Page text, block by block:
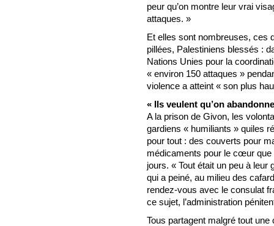
peur qu’on montre leur vrai
attaques. »
Et elles sont nombreuses, ces
pillées, Palestiniens blessés :
Nations Unies pour la
« environ 150 attaques »
violence a atteint « son plus
« Ils veulent qu’on
A la prison de Givon, les
gardiens « humiliants » quiles
pour tout : des couverts pour
médicaments pour le cœur que
jours. « Tout était un peu à
qui a peiné, au milieu des
rendez-vous avec le consulat
ce sujet, l’administration
Tous partagent malgré tout une